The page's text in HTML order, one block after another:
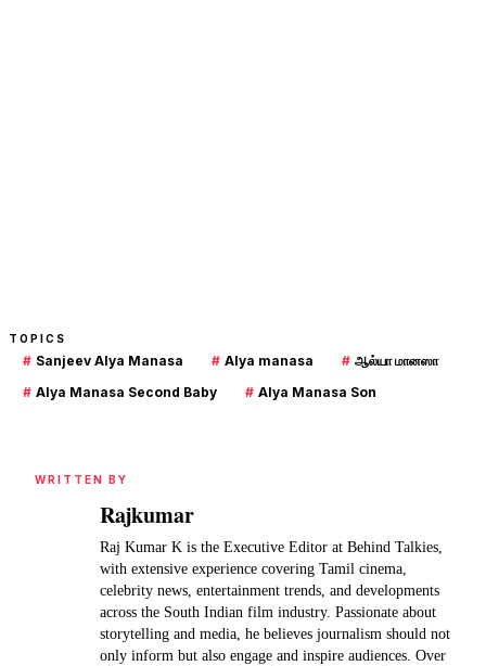
TOPICS
# Sanjeev Alya Manasa # Alya manasa # ஆல்யா மானஸா
# Alya Manasa Second Baby # Alya Manasa Son
WRITTEN BY
Rajkumar
Raj Kumar K is the Executive Editor at Behind Talkies,
with extensive experience covering Tamil cinema,
celebrity news, entertainment trends, and developments
across the South Indian film industry. Passionate about
storytelling and media, he believes journalism should not
only inform but also engage and inspire audiences. Over